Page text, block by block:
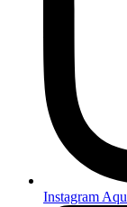
Instagram